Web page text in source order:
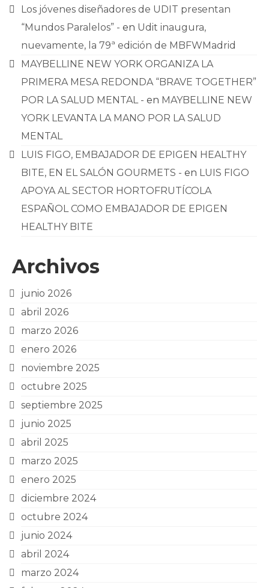
Los jóvenes diseñadores de UDIT presentan
“Mundos Paralelos” - en Udit inaugura,
nuevamente, la 79ª edición de MBFWMadrid
MAYBELLINE NEW YORK ORGANIZA LA
PRIMERA MESA REDONDA “BRAVE TOGETHER”
POR LA SALUD MENTAL - en MAYBELLINE NEW
YORK LEVANTA LA MANO POR LA SALUD
MENTAL
LUIS FIGO, EMBAJADOR DE EPIGEN HEALTHY
BITE, EN EL SALÓN GOURMETS - en LUIS FIGO
APOYA AL SECTOR HORTOFRUTÍCOLA
ESPAÑOL COMO EMBAJADOR DE EPIGEN
HEALTHY BITE
Archivos
junio 2026
abril 2026
marzo 2026
enero 2026
noviembre 2025
octubre 2025
septiembre 2025
junio 2025
abril 2025
marzo 2025
enero 2025
diciembre 2024
octubre 2024
junio 2024
abril 2024
marzo 2024